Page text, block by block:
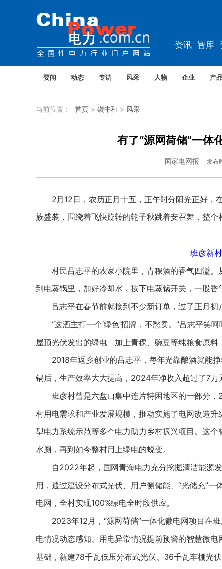
资讯 智库
要闻 动态 专访 风采 人物 企业 产品
当前位置： 首页 > 碳中和 > 风采
有了“源网荷储”一体
国家电网报 发布
2月12日，农历正月十五，正午时分阳光正好，
族盛装，围绕着飞快旋转的轮子秋跳着安召舞，整个
班彦新
村民吕志平的农家小院里，青稞酒的香气四溢。
到电蒸锅里，加好冷却水，按下电蒸锅开关，一股香
吕志平在春节前就接到不少新订单，过了正月初
“这酒主打一个‘绿色’招牌，不愁卖。”吕志平笑
屋顶光伏发出的绿电，加上青稞、豌豆等纯粮食原料
2018年返乡创业的吕志平，每年光靠酿酒就能挣
锅后，生产效率大大提高，2024年净收入超过了7万
班彦村曾是六盘山集中连片特困地区的一部分，
村用电需求和产业发展规模，推动实施了电网改造升
型电力系统示范等多个电力助力乡村振兴项目。这
水厕，再到如今整村用上绿电的蜕变。
自2022年起，国网青海电力充分挖掘清洁能源发
用，通过建设分布式光伏、用户侧储能、“光储充”
电网，全村实现100%绿电全时段供应。
2023年12月，“源网荷储”一体化微电网项目在班
电情况动态感知、用电异常情况提前预警的智慧微
基础，新建78千瓦低压分布式光伏、36千瓦车棚光